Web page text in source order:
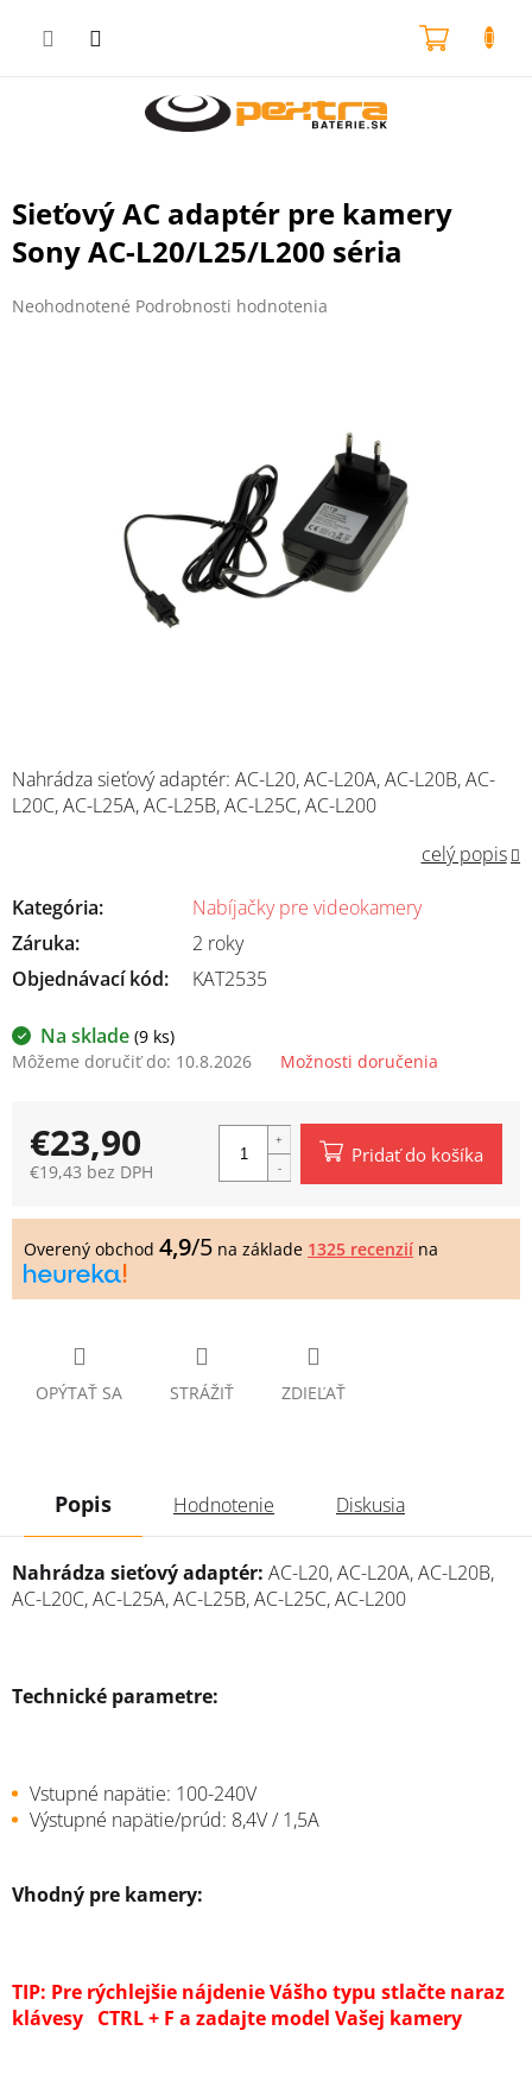
Sieťový AC adaptér pre kamery
Sony AC-L20/L25/L200 séria
Priemerné
Neohodnotené Podrobnosti hodnotenia
Na sklade (9 ks)
Môžeme doručiť do: 10.8.2026 Možnosti doručenia
Nahrádza sieťový adaptér: AC-L20, AC-L20A, AC-L20B, AC-
L20C, AC-L25A, AC-L25B, AC-L25C, AC-L200
celý popis
OPÝTAŤ SA STRÁŽIŤ ZDIEĽAŤ
Kategória:
Nabíjačky pre videokamery
Záruka:
2 roky
Objednávací kód:
KAT2535
€23,90
€19,43 bez DPH
cena:
Pridať do košíka
Overený obchod 4,9/5 na základe 1325 recenzií na
Popis Hodnotenie Diskusia
Nahrádza sieťový adaptér: AC-L20, AC-L20A, AC-L20B,
AC-L20C, AC-L25A, AC-L25B, AC-L25C, AC-L200
Technické parametre:
Vstupné napätie: 100-240V
Výstupné napätie/prúd: 8,4V / 1,5A
Vhodný pre kamery:
TIP: Pre rýchlejšie nájdenie Vášho typu stlačte naraz
klávesy CTRL + F a zadajte model Vašej kamery